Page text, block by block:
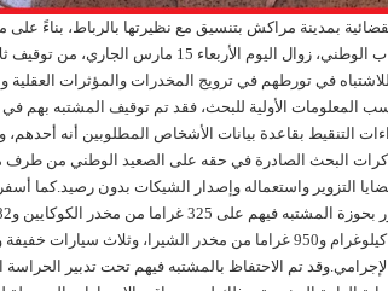
بمدينة مراكش بتنسيق مع نظيرتها بالرباط، بناءً على
وفرتها مصالح المديرية العامة لمراقبة التراب الوطني، زوال اليوم الأربعاء
بين 30 و38 سنة، وذلك للاشتباه في تورطهم في ترويج المخدرات والمؤثرات العقلية
المعلومات الأولية للبحث، فقد تم توقيف المشتبه بهم
التنقيط بقاعدة بيانات الأشخاص المطلوبين أنه أحدهم،
البحث الصادرة في حقه على الصعيد الوطني من طرف
التزوير واستعماله وإصدار الشيكات بدون رصيد.كما
مهلوس من نوع إكستازي، علاوة على حجز كيلوغرام و950 غراما من مخدر الشيرا، وثلاث
تم الاحتفاظ بالمشتبه فيهم تحت تدبير الحراسة